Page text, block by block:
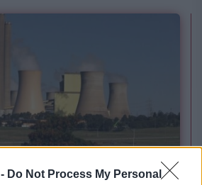
Do Not Process My Personal